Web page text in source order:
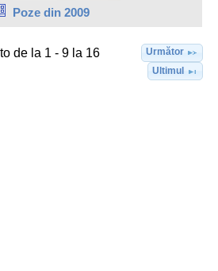
Poze din 2009
de la 1 - 9 la 16
Următor
Ultimul